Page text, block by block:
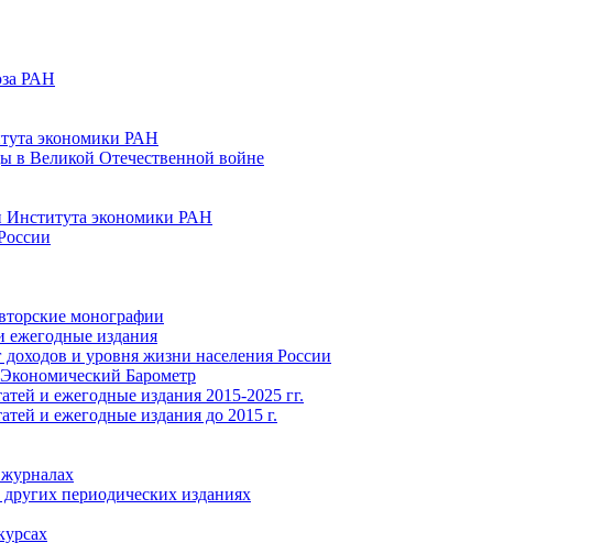
РАН
экономики РАН
в Великой Отечественной войне
экономики РАН
монографии
ежегодные издания
и уровня жизни населения России
Барометр
и ежегодные издания 2015-2025 гг.
и ежегодные издания до 2015 г.
других периодических изданиях